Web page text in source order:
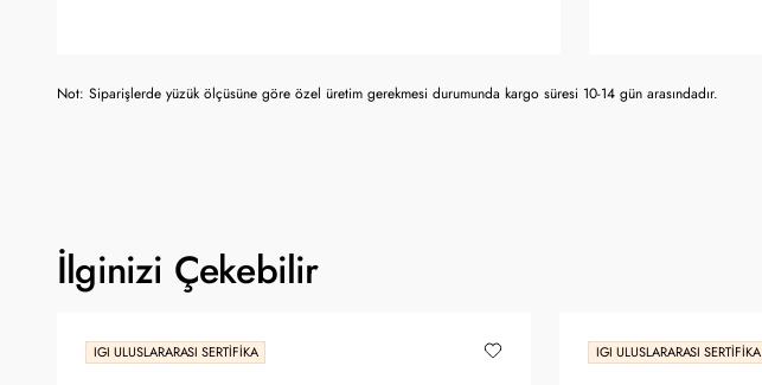
Not: Siparişlerde yüzük ölçüsüne göre özel üretim gerekmesi durumunda kargo süresi 10-14 gün arasındadır.
İlginizi Çekebilir
IGI ULUSLARARASI SERTIFIKA IGI ULUSLARARASI SERTIFIKA